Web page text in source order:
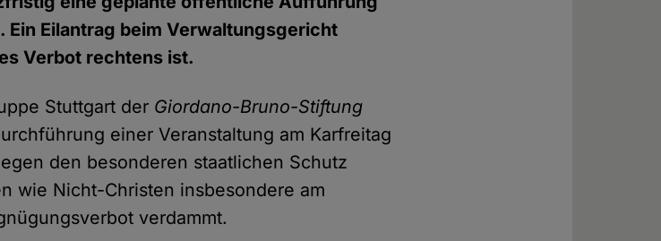
Ein Eilantrag beim Verwaltungsgericht
Verbot rechtens ist.
Stuttgart der Giordano-Bruno-Stiftung
einer Veranstaltung am Karfreitag
den besonderen staatlichen Schutz
wie Nicht-Christen insbesondere am
verdammt.